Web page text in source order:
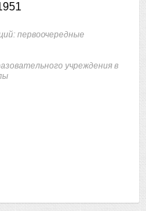
первоочередные
учреждения в